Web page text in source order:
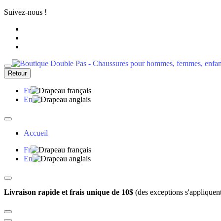
Suivez-nous !
Retour
Fr
En
Accueil
Fr
En
Livraison rapide et frais unique de 10$ (des exceptions